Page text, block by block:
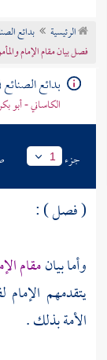
تراجم الأعلام
الرئيسية بدائع
فصل بيان مقام الإمام
بدائع
الكاساني - أبو
جزء 1
( فصل ) :
وأما بيانمقام
يتقدمهم
الأمة بذلك .